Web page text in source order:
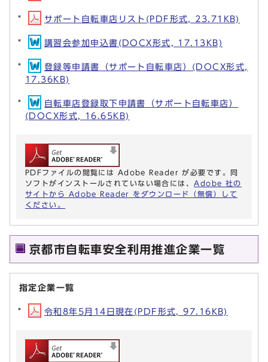
サポート自転車店リスト(PDF形式, 23.71KB)
講習会参加申込書(DOCX形式, 17.13KB)
登録等申請書（サポート自転車店）(DOCX形式,
17.36KB)
自転車店登録取下申請書（サポート自転車店）
(DOCX形式, 16.65KB)
PDFファイルの閲覧には Adobe Reader が必要です。同
ソフトがインストールされていない場合には、 Adobe 社の
サイトから Adobe Reader をダウンロード（無償）して
ください。
京都市自転車安全利用推進企業一覧
指定企業一覧
令和8年5月14日現在(PDF形式, 97.16KB)